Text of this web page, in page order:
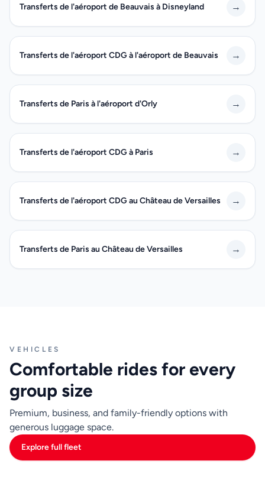
Transferts de l'aéroport de Beauvais à Disneyland →
Transferts de l'aéroport CDG à l'aéroport de Beauvais →
Transferts de Paris à l'aéroport d'Orly →
Transferts de l'aéroport CDG à Paris →
Transferts de l'aéroport CDG au Château de Versailles →
Transferts de Paris au Château de Versailles →
VEHICLES
Comfortable rides for every
group size
Premium, business, and family-friendly options with
generous luggage space.
Explore full fleet